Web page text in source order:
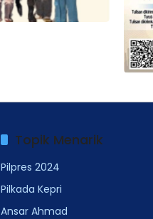
Topik Menarik
Pilpres 2024
Pilkada Kepri
Ansar Ahmad